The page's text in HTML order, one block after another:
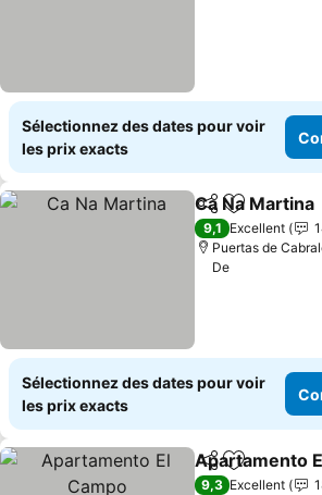
Sélectionnez des dates pour voir
les prix exacts
PartagerAjouter à
Ca Na Martina
9,1 Excellent
Puertas de
De
Sélectionnez des dates pour voir
les prix exacts
PartagerAjouter à
Apartamento
9,3 Excellent